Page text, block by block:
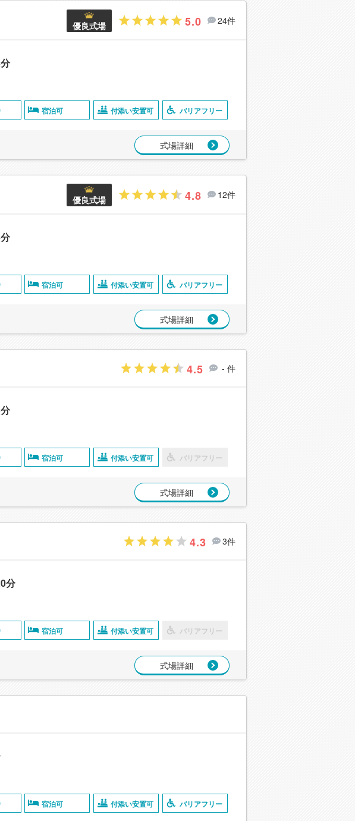
優良式場 5.0 24件
宿泊可 付添い安置可 バリアフリー
式場詳細
優良式場 4.8 12件
宿泊可 付添い安置可 バリアフリー
式場詳細
4.5 - 件
宿泊可 付添い安置可 バリアフリー
式場詳細
4.3 3件
分
宿泊可 付添い安置可 バリアフリー
式場詳細
宿泊可 付添い安置可 バリアフリー